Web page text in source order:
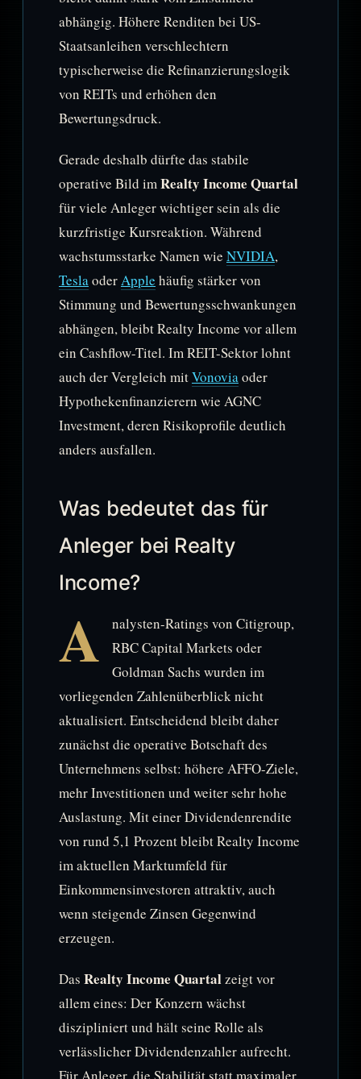
abhängig. Höhere Renditen bei US-
Staatsanleihen verschlechtern
typischerweise die Refinanzierungslogik
von REITs und erhöhen den
Bewertungsdruck.
Gerade deshalb dürfte das stabile
operative Bild imRealty Income Quartal
für viele Anleger wichtiger sein als die
kurzfristige Kursreaktion. Während
wachstumsstarke Namen wie NVIDIA,
TeslaoderApple häufig stärker von
Stimmung und Bewertungsschwankungen
abhängen, bleibt Realty Income vor allem
ein Cashflow-Titel. Im REIT-Sektor lohnt
auch der Vergleich mitVonoviaoder
Hypothekenfinanzierern wie AGNC
Investment, deren Risikoprofile deutlich
anders ausfallen.
Was bedeutet das für
Anleger bei Realty
Income?
A
nalysten-Ratings von Citigroup,
RBC Capital Markets oder
Goldman Sachs wurden im
vorliegenden Zahlenüberblick nicht
aktualisiert. Entscheidend bleibt daher
zunächst die operative Botschaft des
Unternehmens selbst: höhere AFFO-Ziele,
mehr Investitionen und weiter sehr hohe
Auslastung. Mit einer Dividendenrendite
von rund 5,1 Prozent bleibt Realty Income
im aktuellen Marktumfeld für
Einkommensinvestoren attraktiv, auch
wenn steigende Zinsen Gegenwind
erzeugen.
Das Realty Income Quartalzeigt vor
allem eines: Der Konzern wächst
diszipliniert und hält seine Rolle als
verlässlicher Dividendenzahler aufrecht.
Für Anleger, die Stabilität statt maximaler